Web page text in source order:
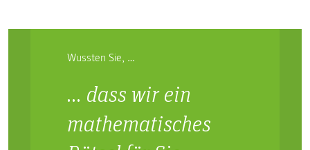
Wussten Sie, …
… dass wir ein
mathematisches